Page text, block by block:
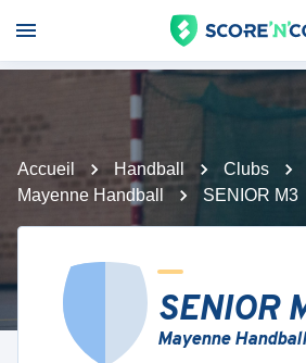
Accueil Handball Clubs
Mayenne Handball
SENIOR M3
SENIOR
Mayenne Handball